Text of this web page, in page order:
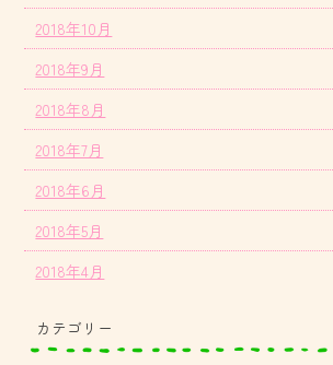
2018年10月
2018年9月
2018年8月
2018年7月
2018年6月
2018年5月
2018年4月
カテゴリー